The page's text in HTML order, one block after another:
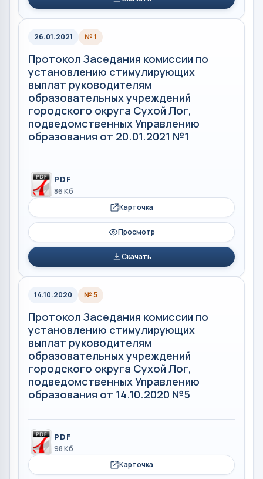
26.01.2021 № 1
Протокол Заседания комиссии по
установлению стимулирующих
выплат руководителям
образовательных учреждений
городского округа Сухой Лог,
подведомственных Управлению
образования от 20.01.2021 №1
PDF
86 Кб
Карточка
Просмотр
Скачать
14.10.2020 № 5
Протокол Заседания комиссии по
установлению стимулирующих
выплат руководителям
образовательных учреждений
городского округа Сухой Лог,
подведомственных Управлению
образования от 14.10.2020 №5
PDF
98 Кб
Карточка